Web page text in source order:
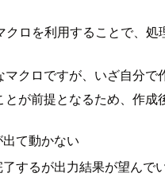
クロを利用することで、
マクロですが、いざ自分
とが前提となるため、作成
て動かない
するが出力結果が望んで